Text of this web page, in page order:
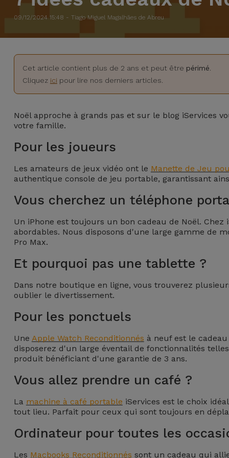
Xiaomi
Huawei
Oppo
OnePlus
Google
Dyson
TCL
Marques
Voir
Apple Watch
Reconditionnés
iMacs
Consoles de
Reconditionnées
Voir
Adaptateurs
Protections
d'Écran
Batteries
et
Connectées
et
Chaînes
de
Gadgets
Hygiène
et
Maison
Portefeuilles,
Étuis et Sacs
Traceurs et
09/12/2024 15:48 - Tiago Miguel Magalhães de Abreu
Cet article contient plus de 2 ans et peut être périmé
Cliquez ici pour lire nos derniers articles.
Noël approche à grands pas et sur le blog iServices
votre famille.
Pour les joueurs
Les amateurs de jeux vidéo ont le Manette de Jeu
authentique console de jeu portable, garantissant
Vous cherchez un téléphone
Un iPhone est toujours un bon cadeau de Noël. Chez
abordables. Nous disposons d'une large gamme de
Pro Max.
Et pourquoi pas une tablette ?
Dans notre boutique en ligne, vous trouverez
oublier le divertissement.
Pour les ponctuels
Une Apple Watch Reconditionnés à neuf est le
disposerez d'un large éventail de fonctionnalités
produit bénéficiant d'une garantie de 3 ans.
Vous allez prendre un café ?
La machine à café portable iServices est le choix
tout lieu. Parfait pour ceux qui sont toujours en
Ordinateur pour toutes les
Les Macbooks Reconditionnés sont un cadeau qui